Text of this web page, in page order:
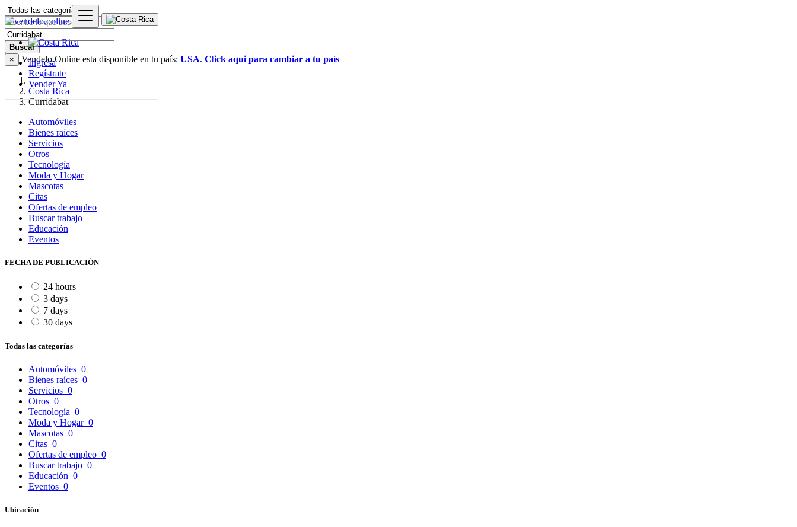
Ingresa
Regístrate
Vender Ya
Buscar
×
Vendelo.Online esta disponible en tu país: USA. Click aqui para cambiar a tu país
Costa Rica
Curridabat
Automóviles
Bienes raíces
Servicios
Otros
Tecnología
Moda y Hogar
Mascotas
Citas
Ofertas de empleo
Buscar trabajo
Educación
Eventos
FECHA DE PUBLICACIÓN
24 hours
3 days
7 days
30 days
Todas las categorías
Automóviles 0
Bienes raíces 0
Servicios 0
Otros 0
Tecnología 0
Moda y Hogar 0
Mascotas 0
Citas 0
Ofertas de empleo 0
Buscar trabajo 0
Educación 0
Eventos 0
Ubicación